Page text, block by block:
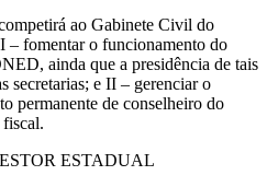
ao Gabinete Civil do
– fomentar o funcionamento do
ainda que a presidência de tais
secretarias; e II – gerenciar o
permanente de conselheiro do
ESTADUAL